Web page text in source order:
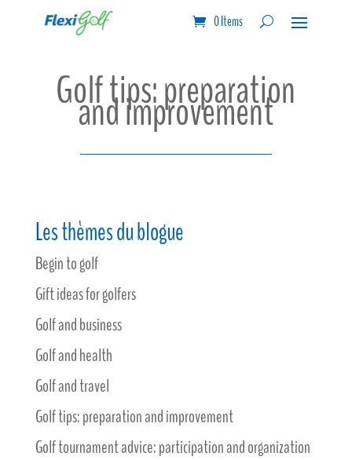
0 Items
Golf tips: preparation
and improvement
Les thèmes du blogue
Begin to golf
Gift ideas for golfers
Golf and business
Golf and health
Golf and travel
Golf tips: preparation and improvement
Golf tournament advice: participation and organization